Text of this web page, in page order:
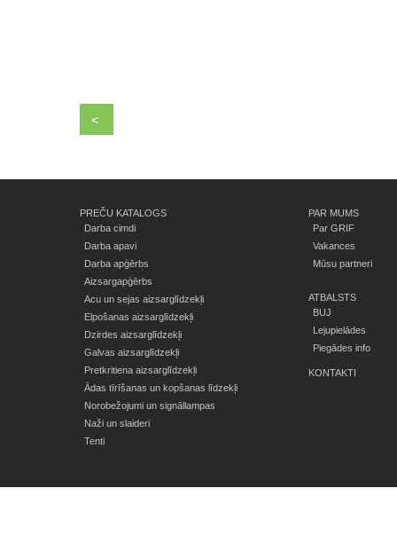
<
PREČU KATALOGS
Darba cimdi
Darba apavi
Darba apģērbs
Aizsargapģērbs
Acu un sejas aizsarglīdzekļi
Elpošanas aizsarglīdzekļi
Dzirdes aizsarglīdzekļi
Galvas aizsarglīdzekļi
Pretkritiena aizsarglīdzekļi
Ādas tīrīšanas un kopšanas līdzekļi
Norobežojumi un signāllampas
Naži un slaideri
Tenti
PAR MUMS
Par GRIF
Vakances
Mūsu partneri
ATBALSTS
BUJ
Lejupielādes
Piegādes info
KONTAKTI